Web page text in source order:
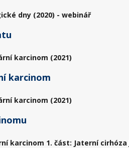
dny (2020) - webinář
karcinom (2021)
karcinom
karcinom (2021)
karcinom 1. část: Jaterní